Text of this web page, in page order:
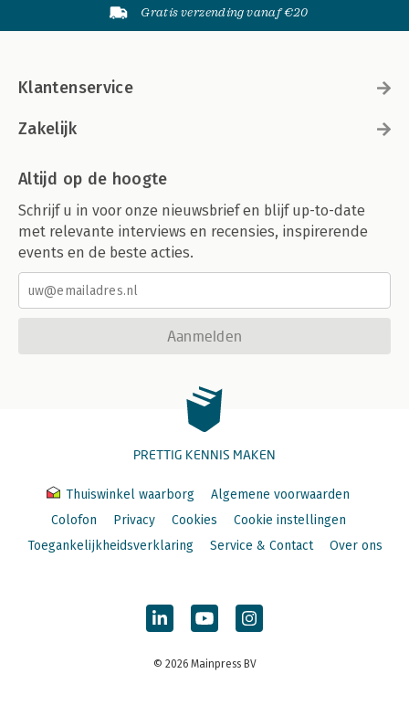
Gratis verzending vanaf €20
Klantenservice
Zakelijk
Altijd op de hoogte
Schrijf u in voor onze nieuwsbrief en blijf up-to-date
met relevante interviews en recensies, inspirerende
events en de beste acties.
Aanmelden
PRETTIG KENNIS MAKEN
Thuiswinkel waarborg
Algemene voorwaarden
Colofon
Privacy Cookies
Cookie instellingen
Toegankelijkheidsverklaring
Service & Contact Over ons
© 2026 Mainpress BV